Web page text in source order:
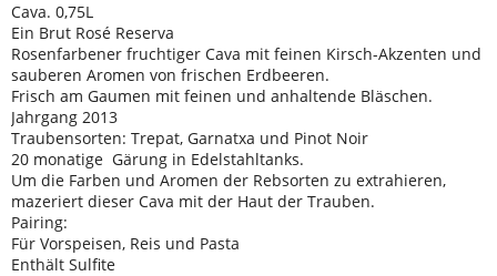
Cava. 0,75L
Ein Brut Rosé Reserva
Rosenfarbener fruchtiger Cava mit feinen Kirsch-Akzenten und
sauberen Aromen von frischen Erdbeeren.
Frisch am Gaumen mit feinen und anhaltende Bläschen.
Jahrgang 2013
Traubensorten: Trepat, Garnatxa und Pinot Noir
20 monatige Gärung in Edelstahltanks.
Um die Farben und Aromen der Rebsorten zu extrahieren,
mazeriert dieser Cava mit der Haut der Trauben.
Pairing:
Für Vorspeisen, Reis und Pasta
Enthält Sulfite